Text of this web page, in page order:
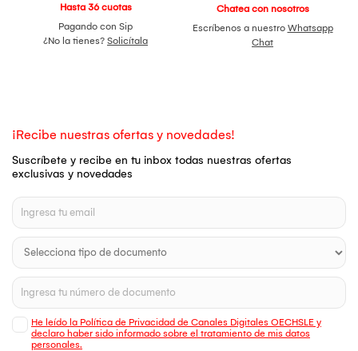
Hasta 36 cuotas
Pagando con Sip
¿No la tienes? Solicítala
Chatea con nosotros
Escríbenos a nuestro Whatsapp
Chat
¡Recibe nuestras ofertas y novedades!
Suscríbete y recibe en tu inbox todas nuestras ofertas
exclusivas y novedades
He leído la Política de Privacidad de Canales Digitales OECHSLE y
declaro haber sido informado sobre el tratamiento de mis datos
personales.